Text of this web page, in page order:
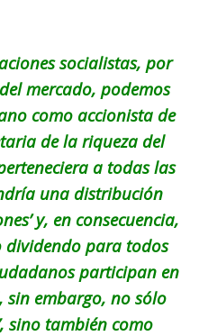
socialistas, por
mercado, podemos
como accionista de
de la riqueza del
a todas las
una distribución
y, en consecuencia,
dividendo para todos
participan en
sin embargo, no sólo
sino también como